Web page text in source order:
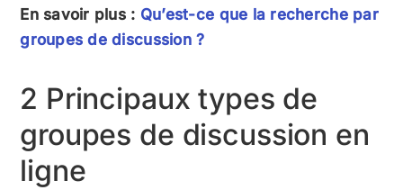
En savoir plus : Qu’est-ce que la recherche par
groupes de discussion ?
2 Principaux types de
groupes de discussion en
ligne